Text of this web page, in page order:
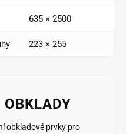
635 × 2500
223 × 255
OBKLADY
obkladové prvky pro